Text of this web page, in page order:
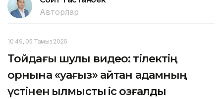
Авторлар
10:49, 05 Тамыз 2026
Тойдағы шулы видео: тілектің
орнына «уағыз» айтқан адамның
үстінен қылмыстық іс қозғалды